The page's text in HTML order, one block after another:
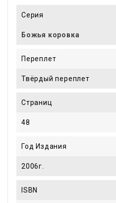
Серия
Божья коровка
Переплет
Твёрдый переплет
Страниц
48
Год Издания
2006г.
ISBN